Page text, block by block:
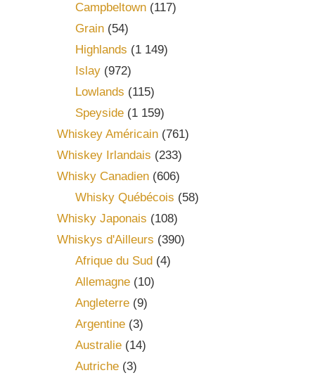
Campbeltown(117)
Grain(54)
Highlands (1 149)
Islay(972)
Lowlands (115)
Speyside(1 159)
Whiskey Américain (761)
Whiskey Irlandais (233)
Whisky Canadien (606)
Whisky Québécois (58)
Whisky Japonais (108)
Whiskys d'Ailleurs (390)
Afrique du Sud (4)
Allemagne(10)
Angleterre(9)
Argentine(3)
Australie(14)
Autriche(3)